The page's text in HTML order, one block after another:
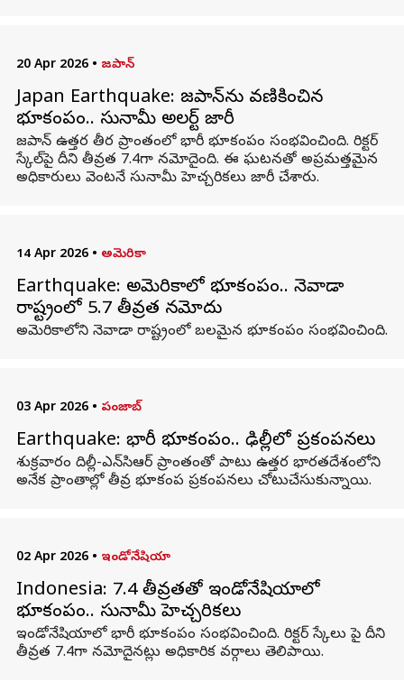
20 Apr 2026 • జపాన్
Japan Earthquake: జపాన్‌ను వణికించిన
భూకంపం.. సునామీ అలర్ట్ జారీ
జపాన్ ఉత్తర తీర ప్రాంతంలో భారీ భూకంపం సంభవించింది. రిక్టర్
స్కేల్‌పై దీని తీవ్రత 7.4గా నమోదైంది. ఈ ఘటనతో అప్రమత్తమైన
అధికారులు వెంటనే సునామీ హెచ్చరికలు జారీ చేశారు.
14 Apr 2026 • అమెరికా
Earthquake: అమెరికాలో భూకంపం.. నెవాడా
రాష్ట్రంలో 5.7 తీవ్రత నమోదు
అమెరికాలోని నెవాడా రాష్ట్రంలో బలమైన భూకంపం సంభవించింది.
03 Apr 2026 • పంజాబ్
Earthquake: భారీ భూకంపం.. ఢిల్లీలో ప్రకంపనలు
శుక్రవారం దిల్లీ-ఎన్‌సిఆర్ ప్రాంతంతో పాటు ఉత్తర భారతదేశంలోని
అనేక ప్రాంతాల్లో తీవ్ర భూకంప ప్రకంపనలు చోటుచేసుకున్నాయి.
02 Apr 2026 • ఇండోనేషియా
Indonesia: 7.4 తీవ్రతతో ఇండోనేషియాలో
భూకంపం.. సునామీ హెచ్చరికలు
ఇండోనేషియాలో భారీ భూకంపం సంభవించింది. రిక్టర్‌ స్కేలు పై దీని
తీవ్రత 7.4గా నమోదైనట్లు అధికారిక వర్గాలు తెలిపాయి.